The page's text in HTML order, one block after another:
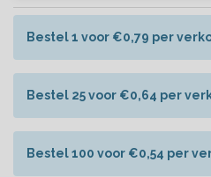
Bestel 1 voor €0,79 per
Bestel 25 voor €0,64 per
Bestel 100 voor €0,54 per